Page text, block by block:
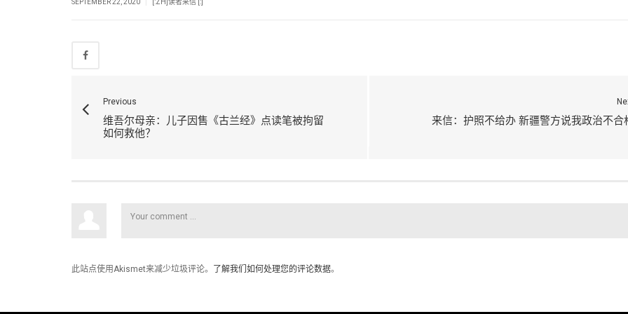
Previous
维吾尔母亲：儿子因售《古兰经》点读笔被拘留
如何救他？
来信：护照不给办 新疆警方说我政治不合
此站点使用Akismet来减少垃圾评论。 了解我们如何处理您的评论数据。